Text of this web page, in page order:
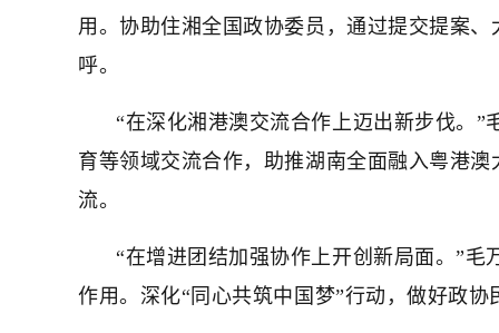
用。协助住湘全国政协委员，通过提交提案
呼。
“在深化湘港澳交流合作上迈出新步伐。
育等领域交流合作，助推湖南全面融入粤港
流。
“在增进团结加强协作上开创新局面。”
作用。深化“同心共筑中国梦”行动，做好政